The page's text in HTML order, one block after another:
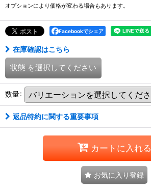
オプションにより価格が変わる場合もあります。
Facebookでシェア
在庫確認はこちら
状態 を選択してください
数量:
返品特約に関する重要事項
カートに入れる
お気に入り登録